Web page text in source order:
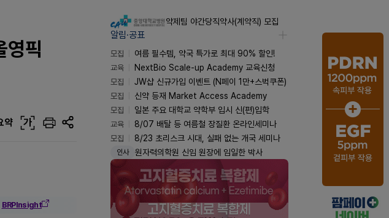
영픽
약 가
BRPInsight
약제팀 야간당직약사(계약직) 모집
알림·공표
모집
여름 필수템, 약국 특가로 최대 90% 할인!
교육
NextBio Scale-up Academy 교육신청
모집
JW샵 신규가입 이벤트 (N페이 1만+스벅쿠폰)
모집
신약 등재 Market Access Academy
모집
일본 주요 대학교 약학부 입시 신(편)입학
교육
8/07 배탈 등 여름철 장질환 온라인세미나
모집
8/23 초리스크 시대, 실패 없는 개국 세미나
인사 원자력의학원 신임 원장에 임일한 박사